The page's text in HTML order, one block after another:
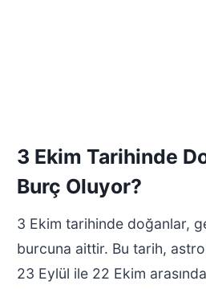
3 Ekim Tarihinde
Burç Oluyor?
3 Ekim tarihinde doğanlar,
burcuna aittir. Bu tarih,
23 Eylül ile 22 Ekim